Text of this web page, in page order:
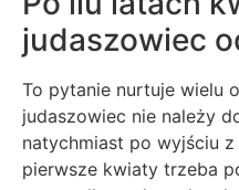
judaszowiec
To pytanie nurtuje wielu
judaszowiec nie należy
natychmiast po wyjściu
pierwsze kwiaty trzeba